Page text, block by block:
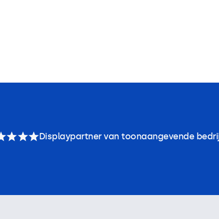
Displaypartner van toonaangevende